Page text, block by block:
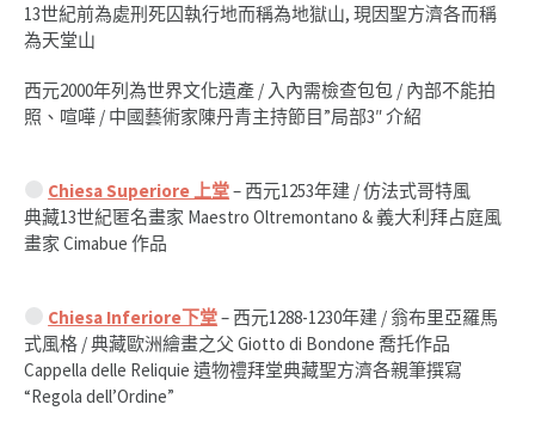
13世紀前為處刑死囚執行地而稱為地獄山, 現因聖方濟各而稱
為天堂山
西元2000年列為世界文化遺產 / 入內需檢查包包 / 內部不能拍
照、喧嘩 / 中國藝術家陳丹青主持節目”局部3″ 介紹
Chiesa Superiore 上堂– 西元1253年建 / 仿法式哥特風
典藏13世紀匿名畫家 Maestro Oltremontano & 義大利拜占庭風
畫家 Cimabue 作品
Chiesa Inferiore下堂– 西元1288-1230年建 / 翁布里亞羅馬
式風格 / 典藏歐洲繪畫之父 Giotto di Bondone 喬托作品
Cappella delle Reliquie 遺物禮拜堂典藏聖方濟各親筆撰寫
“Regola dell’Ordine”